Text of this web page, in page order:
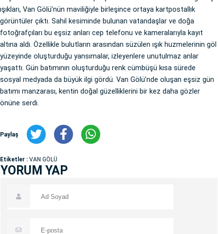
ışıkları, Van Gölü’nün maviliğiyle birleşince ortaya kartpostallık
görüntüler çıktı. Sahil kesiminde bulunan vatandaşlar ve doğa
fotoğrafçıları bu eşsiz anları cep telefonu ve kameralarıyla kayıt
altına aldı. Özellikle bulutların arasından süzülen ışık huzmelerinin göl
yüzeyinde oluşturduğu yansımalar, izleyenlere unutulmaz anlar
yaşattı. Gün batımının oluşturduğu renk cümbüşü kısa sürede
sosyal medyada da büyük ilgi gördü. Van Gölü’nde oluşan eşsiz gün
batımı manzarası, kentin doğal güzelliklerini bir kez daha gözler
önüne serdi.
Paylaş
Etiketler : VAN GÖLÜ
YORUM YAP